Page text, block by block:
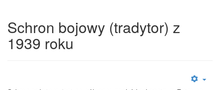
Schron bojowy (tradytor) z
1939 roku